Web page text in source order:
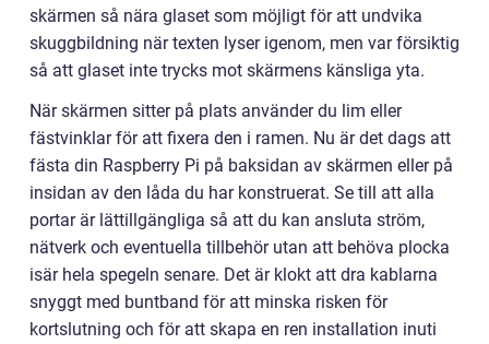
skärmen så nära glaset som möjligt för att undvika
skuggbildning när texten lyser igenom, men var försiktig
så att glaset inte trycks mot skärmens känsliga yta.
När skärmen sitter på plats använder du lim eller
fästvinklar för att fixera den i ramen. Nu är det dags att
fästa din Raspberry Pi på baksidan av skärmen eller på
insidan av den låda du har konstruerat. Se till att alla
portar är lättillgängliga så att du kan ansluta ström,
nätverk och eventuella tillbehör utan att behöva plocka
isär hela spegeln senare. Det är klokt att dra kablarna
snyggt med buntband för att minska risken för
kortslutning och för att skapa en ren installation inuti